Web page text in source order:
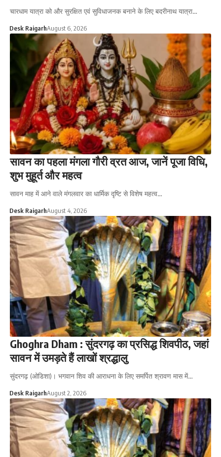
चारधाम यात्रा को और सुरक्षित एवं सुविधाजनक बनाने के लिए बदरीनाथ यात्रा…
Desk RaigarhAugust 6, 2026
सावन का पहला मंगला गौरी व्रत आज, जानें पूजा विधि,
शुभ मुहूर्त और महत्व
सावन माह में आने वाले मंगलवार का धार्मिक दृष्टि से विशेष महत्व…
Desk RaigarhAugust 4, 2026
Ghoghra Dham : सुंदरगढ़ का प्रसिद्ध शिवपीठ, जहां
सावन में उमड़ते हैं लाखों श्रद्धालु
सुंदरगढ़ (ओडिशा)। भगवान शिव की आराधना के लिए समर्पित श्रावण मास में…
Desk RaigarhAugust 2, 2026